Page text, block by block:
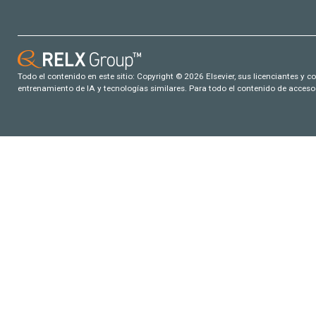
Todo el contenido en este sitio: Copyright © 2026 Elsevier, sus licenciantes y
entrenamiento de IA y tecnologías similares. Para todo el contenido de